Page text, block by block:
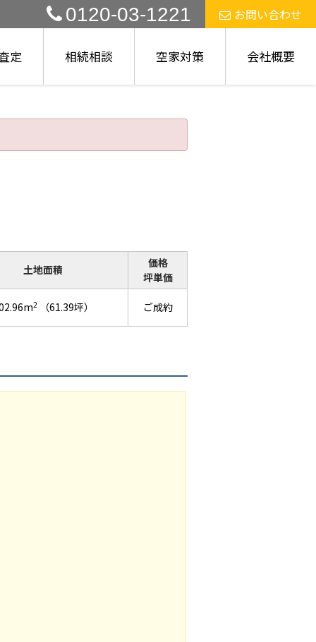
0120-03-1221 お問い合わせ
定 相続相談 空家対策 会社概要
土地面積
価格
坪単価
2 （61.39坪） ご成約